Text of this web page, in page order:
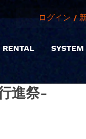
ログイン /
RENTAL SYSTEM
進祭-